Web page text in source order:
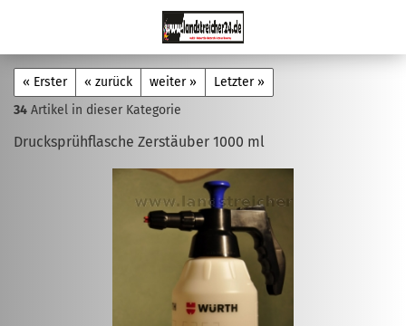
« Erster « zurück weiter »
Letzter »
34 Artikel in dieser Kategorie
Drucksprühflasche Zerstäuber 1000 ml